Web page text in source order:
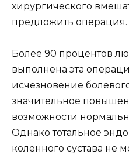
хирургического
предложить операция.
Более 90 процентов
выполнена эта
исчезновение
значительное
возможности
Однако тотальное
коленного сустава не